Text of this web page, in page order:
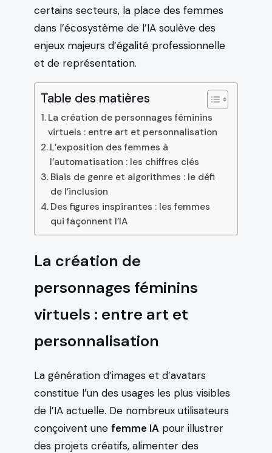
certains secteurs, la place des femmes
dans l’écosystème de l’IA soulève des
enjeux majeurs d’égalité professionnelle
et de représentation.
Table des matières
La création de personnages féminins
virtuels : entre art et personnalisation
L’exposition des femmes à
l’automatisation : les chiffres clés
Biais de genre et algorithmes : le défi
de l’inclusion
Des figures inspirantes : les femmes
qui façonnent l’IA
La création de
personnages féminins
virtuels : entre art et
personnalisation
La génération d’images et d’avatars
constitue l’un des usages les plus visibles
de l’IA actuelle. De nombreux utilisateurs
conçoivent une femme IA pour illustrer
des projets créatifs, alimenter des